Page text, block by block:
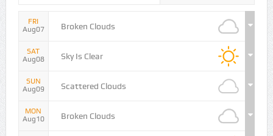
FRI
Aug07
Broken Clouds
SAT
Aug08
Sky Is Clear
SUN
Aug09
Scattered Clouds
MON
Aug10
Broken Clouds